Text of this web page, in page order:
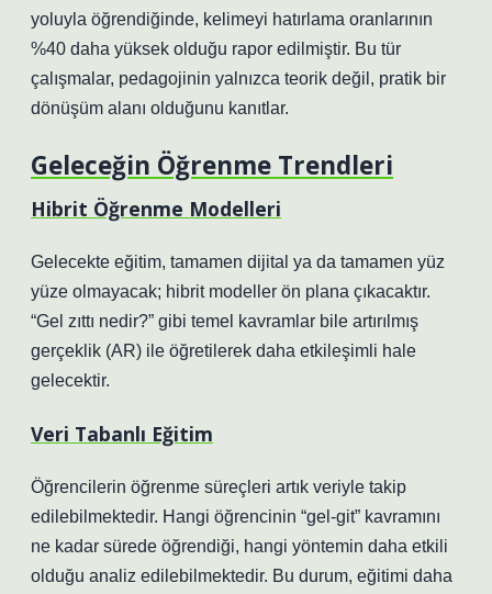
yoluyla öğrendiğinde, kelimeyi hatırlama oranlarının
%40 daha yüksek olduğu rapor edilmiştir. Bu tür
çalışmalar, pedagojinin yalnızca teorik değil, pratik bir
dönüşüm alanı olduğunu kanıtlar.
Geleceğin Öğrenme Trendleri
Hibrit Öğrenme Modelleri
Gelecekte eğitim, tamamen dijital ya da tamamen yüz
yüze olmayacak; hibrit modeller ön plana çıkacaktır.
“Gel zıttı nedir?” gibi temel kavramlar bile artırılmış
gerçeklik (AR) ile öğretilerek daha etkileşimli hale
gelecektir.
Veri Tabanlı Eğitim
Öğrencilerin öğrenme süreçleri artık veriyle takip
edilebilmektedir. Hangi öğrencinin “gel-git” kavramını
ne kadar sürede öğrendiği, hangi yöntemin daha etkili
olduğu analiz edilebilmektedir. Bu durum, eğitimi daha